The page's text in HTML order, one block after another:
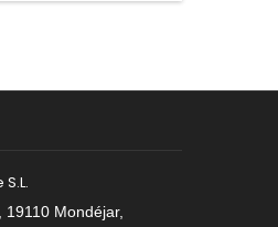
Mondéjar,